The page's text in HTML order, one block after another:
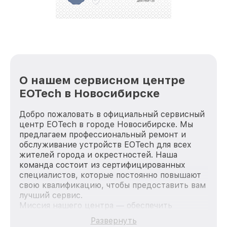
О нашем сервисном центре
EOTech в Новосибирске
Добро пожаловать в официальный сервисный
центр EOTech в городе Новосибирске. Мы
предлагаем профессиональный ремонт и
обслуживание устройств EOTech для всех
жителей города и окрестностей. Наша
команда состоит из сертифицированных
специалистов, которые постоянно повышают
свою квалификацию, чтобы предоставить вам
лучший сервис.
Миссия нашего центра — обеспечить
качественный и доступный ремонт для
Развернуть